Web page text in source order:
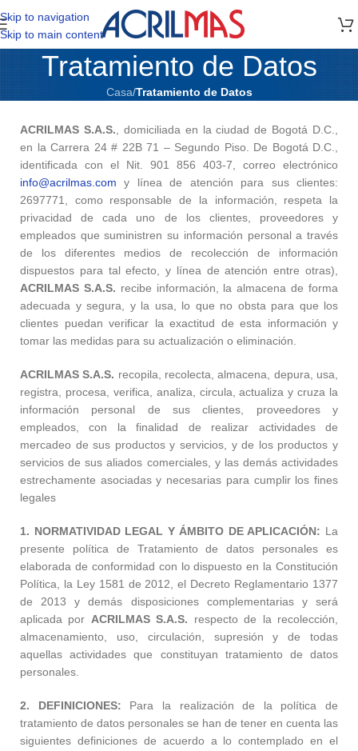
Skip to navigation
Skip to main content
Tratamiento de Datos
Casa/Tratamiento de Datos
ACRILMAS S.A.S. , domiciliada en la ciudad de Bogotá D.C.,
en la Carrera 24 # 22B 71 – Segundo Piso. De Bogotá D.C.,
identificada con el Nit. 901 856 403-7, correo electrónico
info@acrilmas.com y línea de atención para sus clientes:
2697771, como responsable de la información, respeta la
privacidad de cada uno de los clientes, proveedores y
empleados que suministren su información personal a través
de los diferentes medios de recolección de información
dispuestos para tal efecto, y línea de atención entre otras),
ACRILMAS S.A.S. recibe información, la almacena de forma
adecuada y segura, y la usa, lo que no obsta para que los
clientes puedan verificar la exactitud de esta información y
tomar las medidas para su actualización o eliminación.
ACRILMAS S.A.S. recopila, recolecta, almacena, depura, usa,
registra, procesa, verifica, analiza, circula, actualiza y cruza la
información personal de sus clientes, proveedores y
empleados, con la finalidad de realizar actividades de
mercadeo de sus productos y servicios, y de los productos y
servicios de sus aliados comerciales, y las demás actividades
estrechamente asociadas y necesarias para cumplir los fines
legales
1. NORMATIVIDAD LEGAL Y ÁMBITO DE APLICACIÓN: La
presente política de Tratamiento de datos personales es
elaborada de conformidad con lo dispuesto en la Constitución
Política, la Ley 1581 de 2012, el Decreto Reglamentario 1377
de 2013 y demás disposiciones complementarias y será
aplicada por ACRILMAS S.A.S. respecto de la recolección,
almacenamiento, uso, circulación, supresión y de todas
aquellas actividades que constituyan tratamiento de datos
personales.
2. DEFINICIONES: Para la realización de la política de
tratamiento de datos personales se han de tener en cuenta las
siguientes definiciones de acuerdo a lo contemplado en el